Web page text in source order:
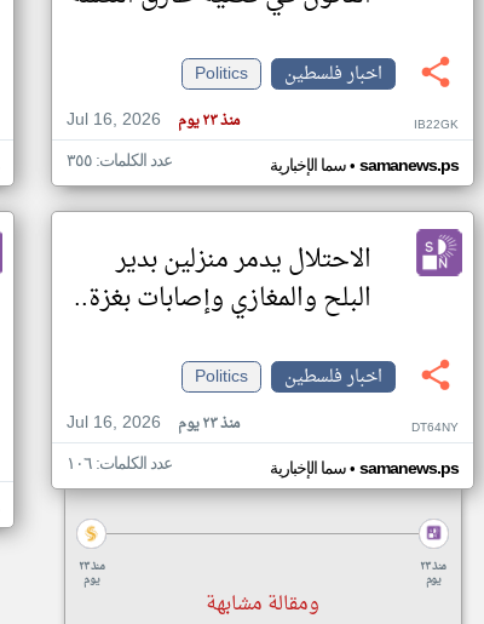
اخبار فلسطين
Politics
Jul 16, 2026
منذ ٢٣ يوم IB22GK
سما الإخبارية• samanews.ps عدد الكلمات: ٣٥٥
الاحتلال يدمر منزلين بدير
البلح والمغازي وإصابات بغزة..
اخبار فلسطين
Politics
Jul 16, 2026
منذ ٢٣ يوم DT64NY
سما الإخبارية• samanews.ps عدد الكلمات: ١٠٦
منذ ٢٣
يوم
منذ ٢٣
يوم
ومقالة مشابهة